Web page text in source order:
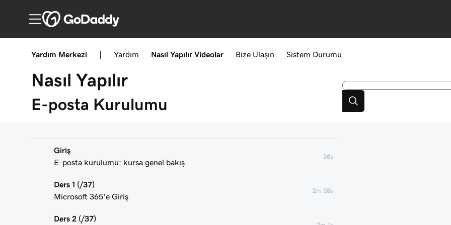
Yardım Merkezi Yardım Nasıl Yapılır Videolar Bize Ulaşın Sistem Durumu
Nasıl Yapılır
E-posta Kurulumu
Giriş
E-posta kurulumu: kursa genel bakış
38s
Ders 1 (/37)
Microsoft 365'e Giriş
2m 58s
Ders 2 (/37)